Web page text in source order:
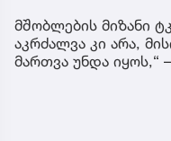
მშობლების მიზანი
აკრძალვა კი არა,
მართვა უნდა იყოს,“